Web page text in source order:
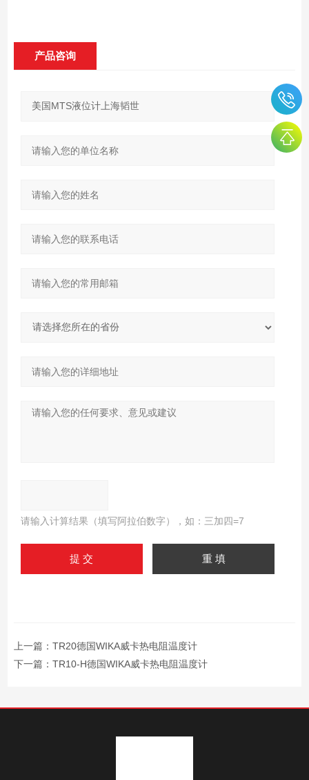
产品咨询
请输入计算结果（填写阿拉伯数字），如：三加四=7
上一篇： TR20德国WIKA威卡热电阻温度计
下一篇： TR10-H德国WIKA威卡热电阻温度计